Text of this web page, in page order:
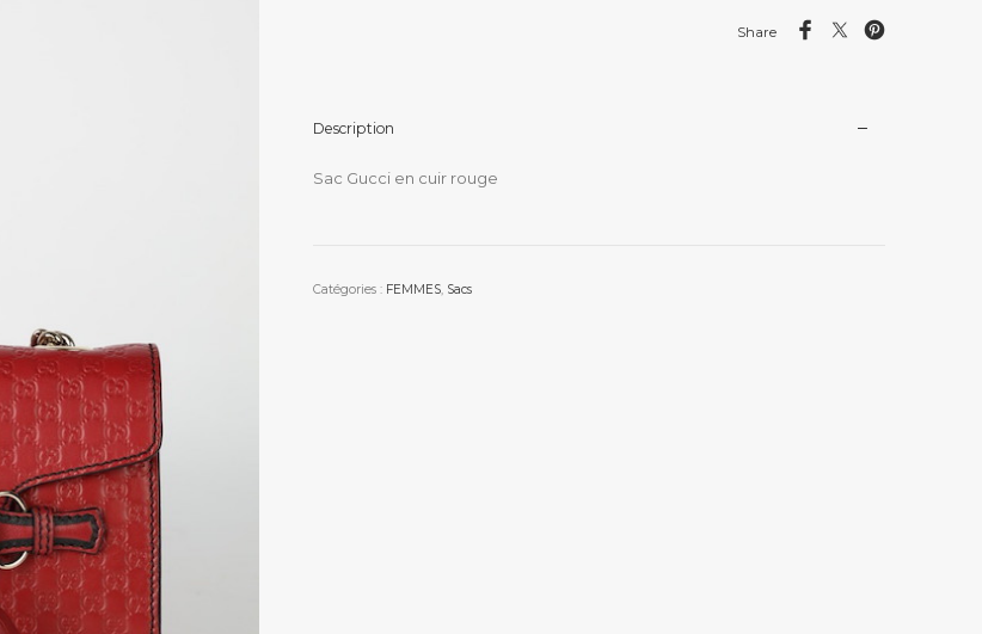
Share
Description
Sac Gucci en cuir rouge
Catégories : FEMMES, Sacs